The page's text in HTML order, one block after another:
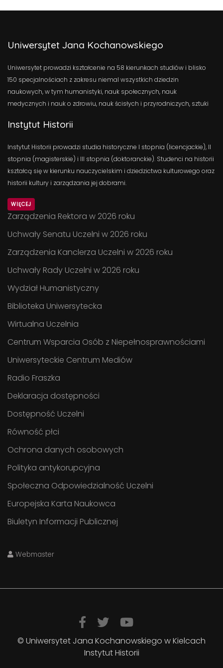
Uniwersytet Jana Kochanowskiego
Uniwersytet prowadzi kształcenie na 58 kierunkach studiów i blisko
150 specjalnościach z zakresu niemal wszystkich dziedzin
naukowych, w tym humanistyki, nauk społecznych, nauk
medycznych i nauk o zdrowiu, nauk ścisłych i przyrodniczych, sztuki
Instytut Historii
Instytut Historii prowadzi studia historyczne I stopnia (licencjackie), II
stopnia (magisterskie) i III stopnia (doktoranckie). Studenci na historii
kształcą się w kierunku nauczycielskim i dziedzictwa kulturowego oraz
historii kultury i zarządzania jej dobrami.
WIĘCEJ
Zarządzenia Rektora w 2026 roku
Uchwały Senatu Uczelni w 2026 roku
Zarządzenia Kanclerza Uczelni w 2026 roku
Uchwały Rady Uczelni w 2026 roku
Wydział Humanistyczny
Biblioteka Uniwersytecka
Wirtualna Uczelnia
Centrum Wsparcia Osób z Niepełnosprawnościami
Uniwersyteckie Centrum Mediów
Radio Fraszka
Deklaracja dostępności
Dostępność Uczelni
Równość płci
Ochrona danych osobowych
Polityka antykorupcyjna
Społeczna Odpowiedzialność Uczelni
Europejska Karta Naukowca
Biuletyn Informacji Publicznej
Webmaster
© Uniwersytet Jana Kochanowskiego w Kielcach
Instytut Historii